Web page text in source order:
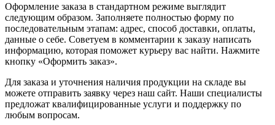
Оформление заказа в стандартном режиме выглядит
следующим образом. Заполняете полностью форму по
последовательным этапам: адрес, способ доставки, оплаты,
данные о себе. Советуем в комментарии к заказу написать
информацию, которая поможет курьеру вас найти. Нажмите
кнопку «Оформить заказ».
Для заказа и уточнения наличия продукции на складе вы
можете отправить заявку через наш сайт. Наши специалисты
предложат квалифицированные услуги и поддержку по
любым вопросам.